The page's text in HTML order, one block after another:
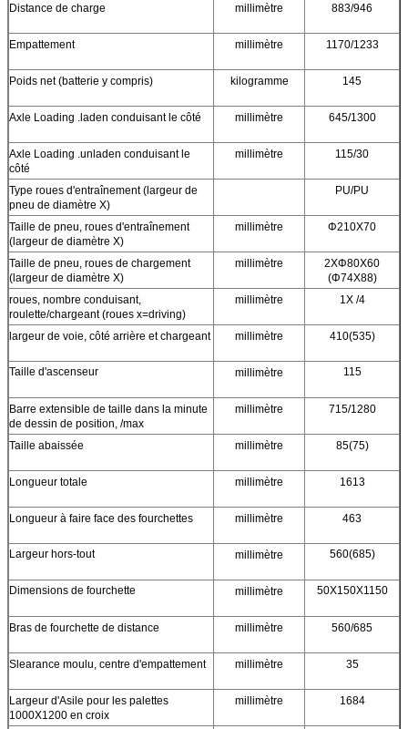
Distance de charge millimètre 883/946
Empattement millimètre 1170/1233
Poids net (batterie y compris) kilogramme 145
Axle Loading .laden conduisant le côté millimètre 645/1300
Axle Loading .unladen conduisant le
côté
millimètre 115/30
Type roues d'entraînement (largeur de
pneu de diamètre X)
PU/PU
Taille de pneu, roues d'entraînement
(largeur de diamètre X)
millimètre Φ210X70
Taille de pneu, roues de chargement
(largeur de diamètre X)
millimètre
2XΦ80X60
(Φ74X88)
roues, nombre conduisant,
roulette/chargeant (roues x=driving)
millimètre 1X /4
largeur de voie, côté arrière et chargeant millimètre 410(535)
Taille d'ascenseur millimètre 115
Barre extensible de taille dans la minute
de dessin de position, /max
millimètre 715/1280
Taille abaissée millimètre 85(75)
Longueur totale millimètre 1613
Longueur à faire face des fourchettes millimètre 463
Largeur hors-tout millimètre 560(685)
Dimensions de fourchette millimètre 50X150X1150
Bras de fourchette de distance millimètre 560/685
Slearance moulu, centre d'empattement millimètre 35
Largeur d'Asile pour les palettes
1000X1200 en croix
millimètre 1684